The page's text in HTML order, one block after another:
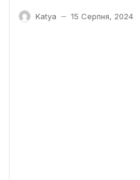
Katya — 15 Серпня, 2024